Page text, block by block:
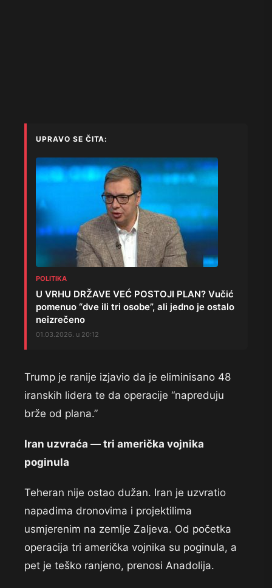
UPRAVO SE ČITA:
POLITIKA
U VRHU DRŽAVE VEĆ POSTOJI PLAN? Vučić
pomenuo “dve ili tri osobe”, ali jedno je ostalo
neizrečeno
01.03.2026. u 20:12
Trump je ranije izjavio da je eliminisano 48
iranskih lidera te da operacije “napreduju
brže od plana.”
Iran uzvraća — tri američka vojnika
poginula
Teheran nije ostao dužan. Iran je uzvratio
napadima dronovima i projektilima
usmjerenim na zemlje Zaljeva. Od početka
operacija tri američka vojnika su poginula, a
pet je teško ranjeno, prenosi Anadolija.